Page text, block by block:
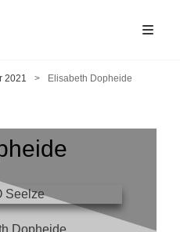
2021 > Elisabeth Dopheide